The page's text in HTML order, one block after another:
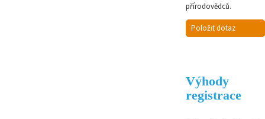
přírodovědců.
Položit dotaz
Výhody
registrace